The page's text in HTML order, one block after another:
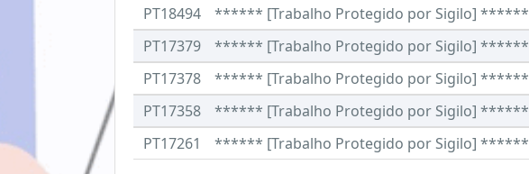
PT18494
****** [Trabalho Protegido por Sigilo] ******
PT17379
****** [Trabalho Protegido por Sigilo] ******
PT17378
****** [Trabalho Protegido por Sigilo] ******
PT17358
****** [Trabalho Protegido por Sigilo] ******
PT17261
****** [Trabalho Protegido por Sigilo] ******